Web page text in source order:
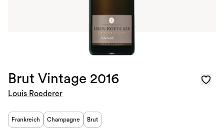
Brut Vintage 2016
Louis Roederer
Frankreich Champagne Brut